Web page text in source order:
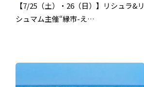
【7/25（土）・26（日）】リシュラ&リ
シュマム主催“縁市-え…